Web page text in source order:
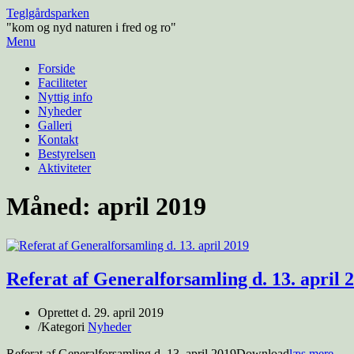
Teglgårdsparken
"kom og nyd naturen i fred og ro"
Menu
Forside
Faciliteter
Nyttig info
Nyheder
Galleri
Kontakt
Bestyrelsen
Aktiviteter
Måned: april 2019
Referat af Generalforsamling d. 13. april
Oprettet d. 29. april 2019
/Kategori Nyheder